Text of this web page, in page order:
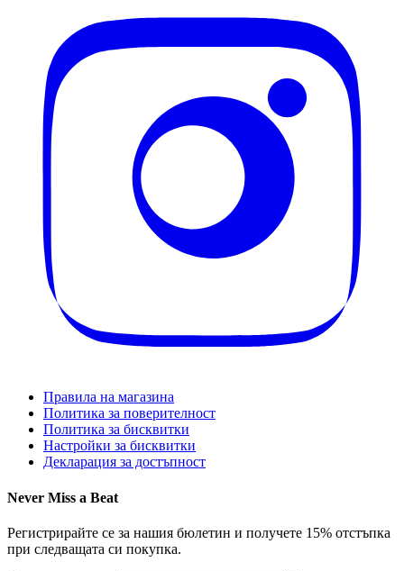
Правила на магазина
Политика за поверителност
Политика за бисквитки
Настройки за бисквитки
Декларация за достъпност
Never Miss a Beat
Регистрирайте се за нашия бюлетин и получете 15% отстъпка
при следващата си покупка.